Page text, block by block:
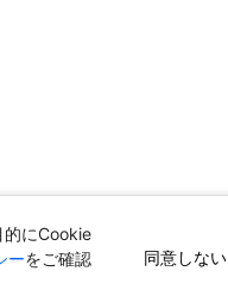
的にCookie
ーをご確認
同意しない